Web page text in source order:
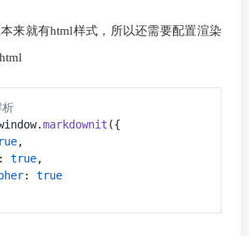
来就有html样式，所以还需要配置渲染
markdownit
: true
: true